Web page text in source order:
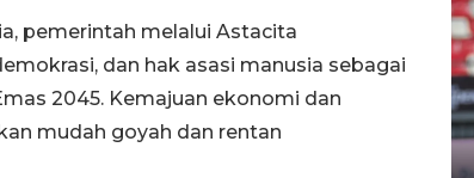
pemerintah melalui Astacita
dan hak asasi manusia sebagai
2045. Kemajuan ekonomi dan
mudah goyah dan rentan
Persib Bandung lolos ke final
setelah kalahkan Persija
Jakarta 2-1